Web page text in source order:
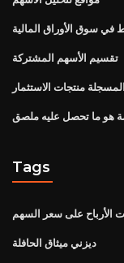
في سوق الأوراق المالية
تقسيم الأسهم المشتركة
منتجات الاستثمار
هو ما تحصل عليه ملصق
Tags
الأرباح على سعر السهم
ديزني ميثاق الحافلة